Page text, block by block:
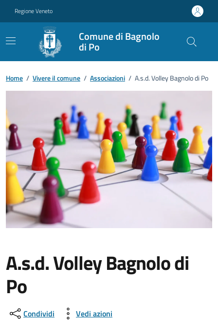
Regione Veneto
Comune di Bagnolo
di Po
Home / Vivere il comune / Associazioni / A.s.d. Volley Bagnolo di Po
A.s.d. Volley Bagnolo di
Po
Condividi Vedi azioni